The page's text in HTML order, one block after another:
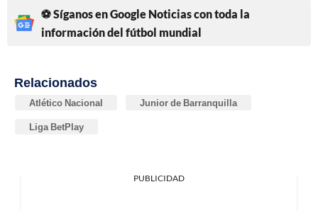
⚽ Síganos en Google Noticias con toda la
información del fútbol mundial
Relacionados
Atlético Nacional Junior de Barranquilla
Liga BetPlay
PUBLICIDAD